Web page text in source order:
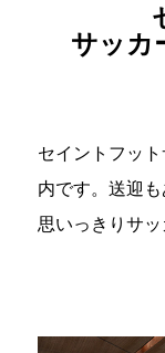
サッカ
セイントフッ
内です。送迎
思いっきりサッ